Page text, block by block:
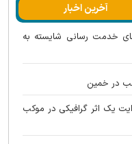
آخرین اخبار
خدمت رسانی شایسته به
یک اثر گرافیکی در موکب